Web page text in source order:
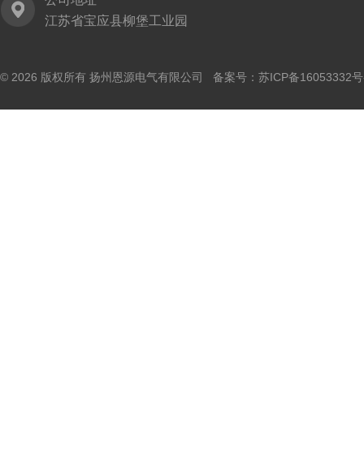
江苏省宝应县柳堡工业园
© 2026 版权所有 扬州恩源电气有限公司 备案号： 苏ICP备16053332